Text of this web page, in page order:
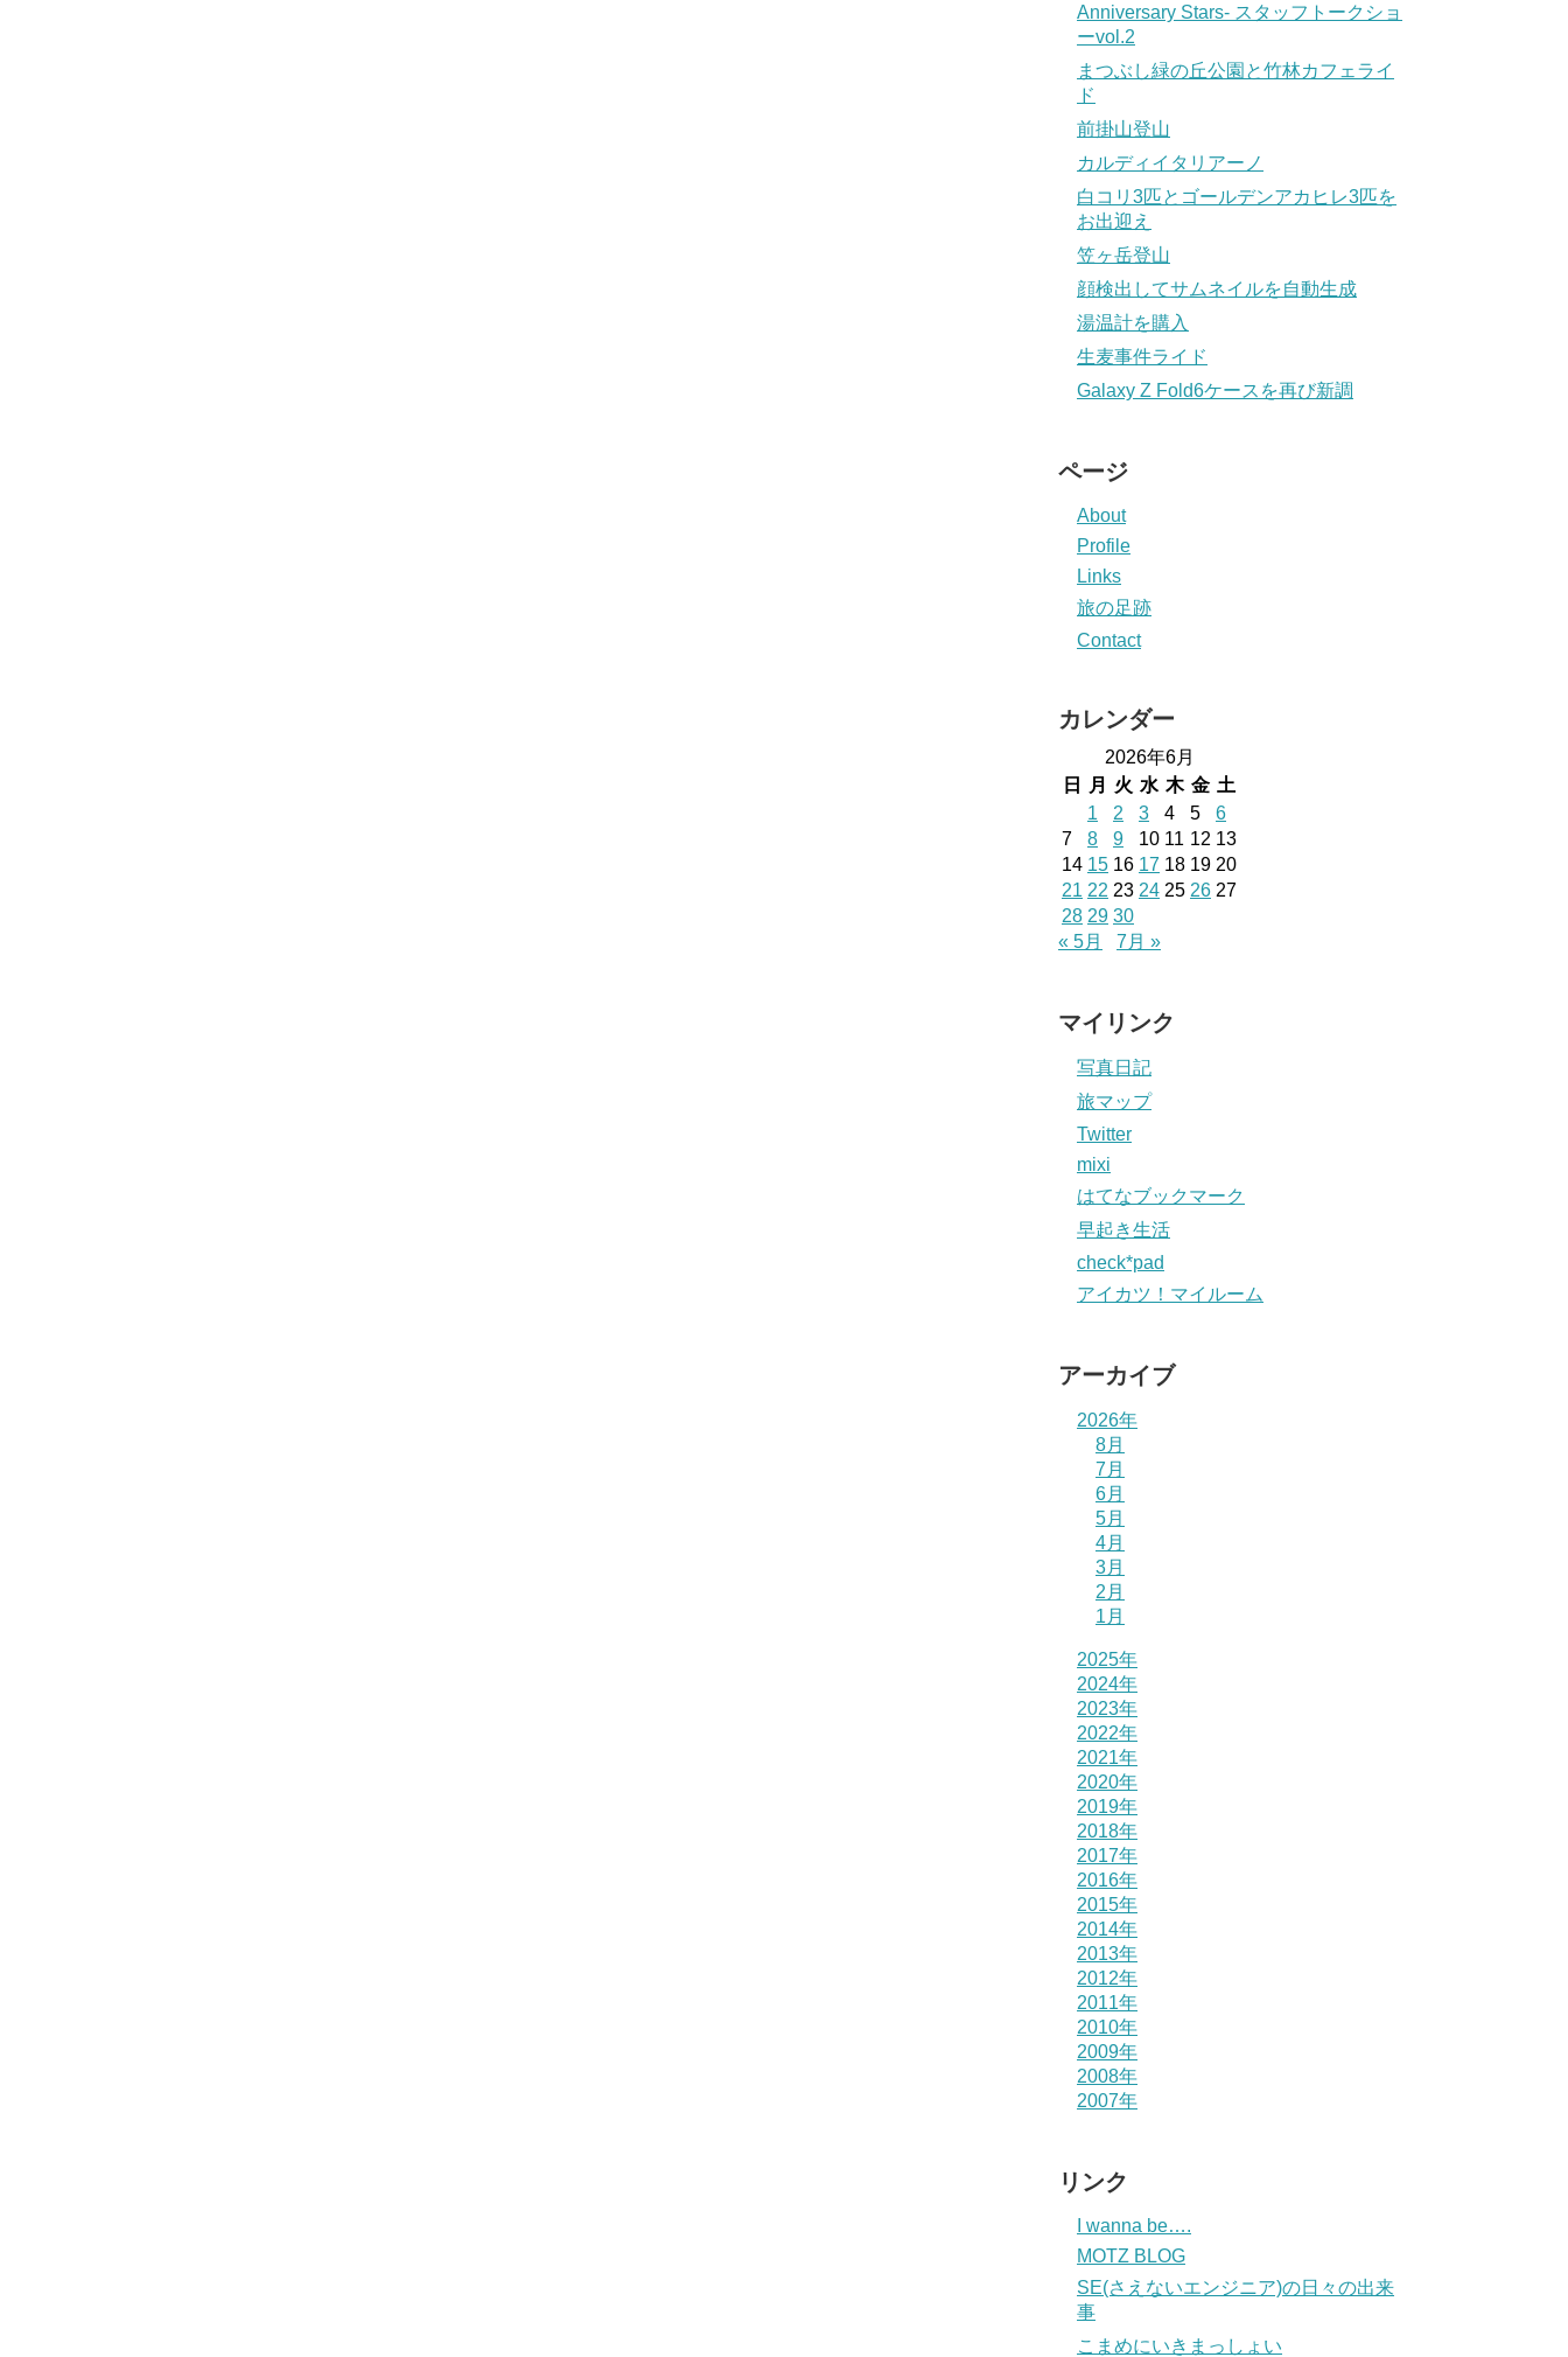
Anniversary Stars- スタッフトークショ
ーvol.2
まつぶし緑の丘公園と竹林カフェライ
ド
前掛山登山
カルディイタリアーノ
白コリ3匹とゴールデンアカヒレ3匹を
お出迎え
笠ヶ岳登山
顔検出してサムネイルを自動生成
湯温計を購入
生麦事件ライド
Galaxy Z Fold6ケースを再び新調
ページ
About
Profile
Links
旅の足跡
Contact
カレンダー
2026年6月
日
月 火 水 木 金 土
1
2 3 4 5
6
7
8 9 10 11 12 13
14 15 16 17 18 19 20
21 22 23 24 25 26 27
28 29 30
« 5月
7月 »
マイリンク
写真日記
旅マップ
Twitter
mixi
はてなブックマーク
早起き生活
check*pad
アイカツ！マイルーム
アーカイブ
2026年
8月
7月
6月
5月
4月
3月
2月
1月
2025年
2024年
2023年
2022年
2021年
2020年
2019年
2018年
2017年
2016年
2015年
2014年
2013年
2012年
2011年
2010年
2009年
2008年
2007年
リンク
I wanna be….
MOTZ BLOG
SE(さえないエンジニア)の日々の出来
事
こまめにいきまっしょい